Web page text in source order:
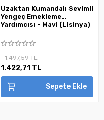
Uzaktan Kumandalı Sevimli
Yengeç Emekleme
Yardımcısı - Mavi (Lisinya)
1.497,59 TL
1.422,71 TL
Sepete Ekle